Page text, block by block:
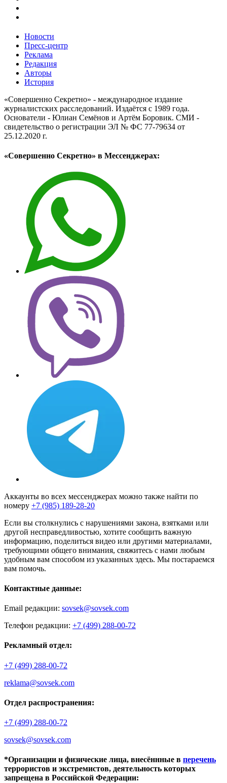
Новости
Пресс-центр
Реклама
Редакция
Авторы
История
«Совершенно Секретно» - международное издание
журналистских расследований. Издаётся с 1989 года.
Основатели - Юлиан Семёнов и Артём Боровик. CМИ -
свидетельство о регистрации ЭЛ № ФС 77-79634 от
25.12.2020 г.
«Совершенно Секретно» в Мессенджерах:
Аккаунты во всех мессенджерах можно также найти по
номеру +7 (985) 189-28-20
Если вы столкнулись с нарушениями закона, взятками или
другой несправедливостью, хотите сообщить важную
информацию, поделиться видео или другими материалами,
требующими общего внимания, свяжитесь с нами любым
удобным вам способом из указанных здесь. Мы постараемся
вам помочь.
Контактные данные:
Email редакции: sovsek@sovsek.com
Телефон редакции: +7 (499) 288-00-72
Рекламный отдел:
+7 (499) 288-00-72
reklama@sovsek.com
Отдел распространения:
+7 (499) 288-00-72
sovsek@sovsek.com
*Организации и физические лица, внесённные в перечень
террористов и экстремистов, деятельность которых
запрещена в Российской Федерации: